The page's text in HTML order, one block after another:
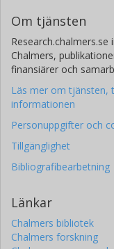
Om tjänsten
Chalmers,
finansiärer och
Läs mer om tjänsten,
informationen
Personuppgifter och
Tillgänglighet
Bibliografibearbetning
Länkar
Chalmers bibliotek
Chalmers forskning